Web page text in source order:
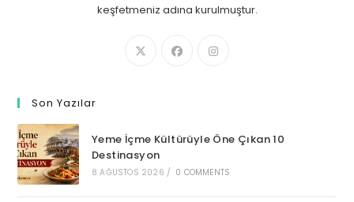
keşfetmeniz adına kurulmuştur.
Son Yazılar
Yeme İçme Kültürüyle Öne Çıkan 10
Destinasyon
8 AĞUSTOS 2026 / 0 COMMENTS